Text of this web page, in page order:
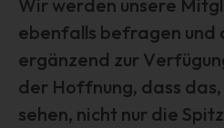
Wir werden unsere
ebenfalls befragen und
ergänzend zur
der Hoffnung, dass
sehen, nicht nur die
Unionsrecht oder dem Recht
möglicherweise
gelten jedoch nicht als
j) Dritter
Dritter ist eine natürliche